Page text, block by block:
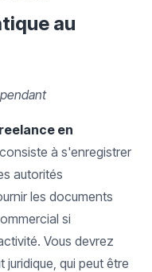
au
en
consiste à s'enregistrer
autorités
les documents
si
Vous devrez
qui peut être